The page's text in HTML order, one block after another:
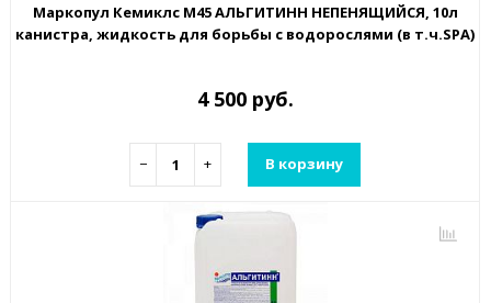
Маркопул Кемиклс М45 АЛЬГИТИНН НЕПЕНЯЩИЙСЯ, 10л
канистра, жидкость для борьбы с водорослями (в т.ч.SPA)
4 500 руб.
− + В корзину